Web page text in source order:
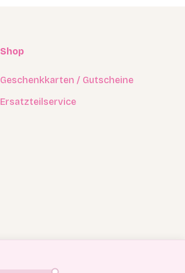
Shop
Geschenkkarten / Gutscheine
Ersatzteilservice